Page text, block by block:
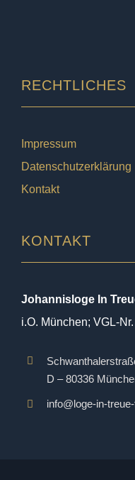
RECHTLICHES
Impressum
Datenschutzerklärung
Kontakt
KONTAKT
Johannisloge In
i.O. München; VGL-
D – 80336
info@loge-in-